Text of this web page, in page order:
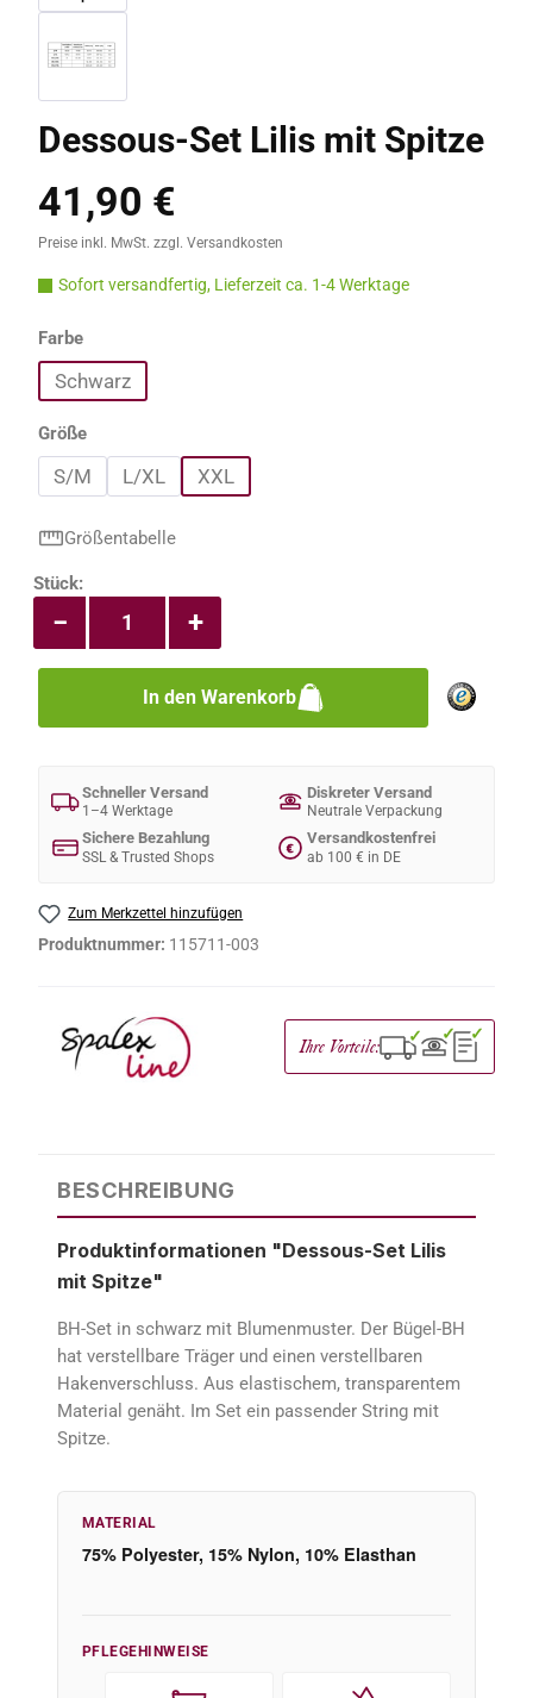
Dessous-Set Lilis mit Spitze
Regulärer Preis:
41,90 €
Preise inkl. MwSt. zzgl. Versandkosten
Sofort versandfertig, Lieferzeit ca. 1-4 Werktage
Farbeauswählen
Schwarz
Größeauswählen
S/M L/XL XXL
Größentabelle
Produkt Anzahl: Gib den gewünschten
Stück:
+
−
In den Warenkorb
Schneller Versand
1–4 Werktage
Diskreter Versand
Neutrale Verpackung
Sichere Bezahlung
SSL & Trusted Shops
€
Versandkostenfrei
ab 100 € in DE
Zum Merkzettel hinzufügen
Produktnummer: 115711-003
Ihre Vorteile: ✓ ✓ ✓
BESCHREIBUNG
Produktinformationen "Dessous-Set Lilis
mit Spitze"
BH-Set in schwarz mit Blumenmuster. Der Bügel-BH
hat verstellbare Träger und einen verstellbaren
Hakenverschluss. Aus elastischem, transparentem
Material genäht. Im Set ein passender String mit
Spitze.
MATERIAL
75% Polyester, 15% Nylon, 10% Elasthan
PFLEGEHINWEISE